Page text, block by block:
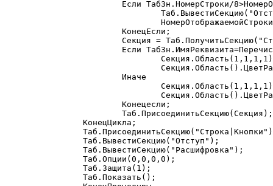
КонецЦикла;
Таб.ВывестиСекцию("Отступ");
Таб.ВывестиСекцию("Расшифровка");
Таб.Опции(0,0,0,0);
Таб.Защита(1);
Таб.Показать();